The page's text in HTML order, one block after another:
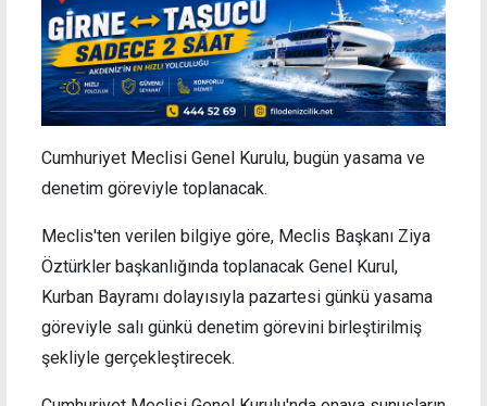
Cumhuriyet Meclisi Genel Kurulu, bugün yasama ve
denetim göreviyle toplanacak.
Meclis'ten verilen bilgiye göre, Meclis Başkanı Ziya
Öztürkler başkanlığında toplanacak Genel Kurul,
Kurban Bayramı dolayısıyla pazartesi günkü yasama
göreviyle salı günkü denetim görevini birleştirilmiş
şekliyle gerçekleştirecek.